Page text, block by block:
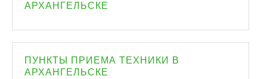
АРХАНГЕЛЬСКЕ
ПУНКТЫ ПРИЕМА ТЕХНИКИ В
АРХАНГЕЛЬСКЕ